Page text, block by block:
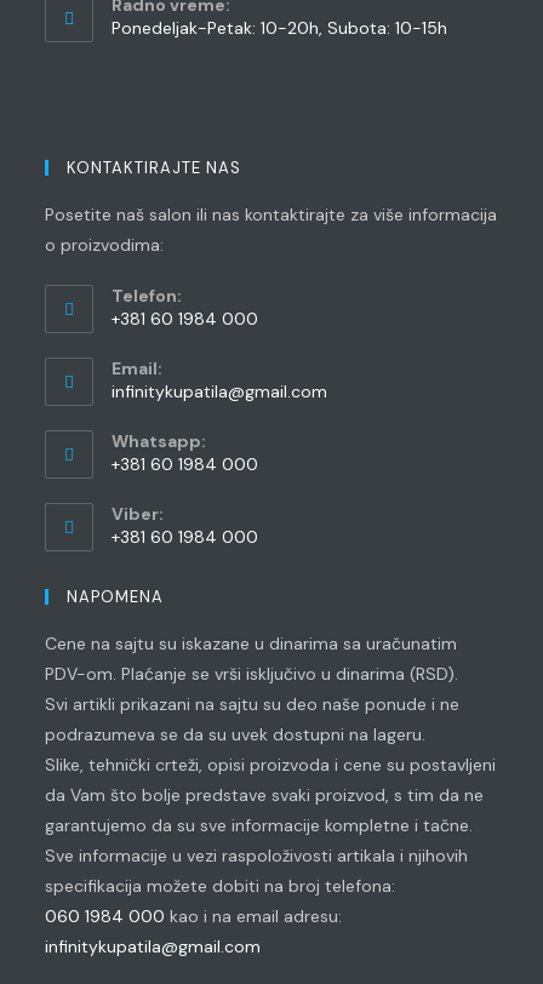
Radno vreme:
Ponedeljak-Petak: 10-20h, Subota: 10-15h
KONTAKTIRAJTE NAS
Posetite naš salon ili nas kontaktirajte za više informacija
o proizvodima:
Telefon:
+381 60 1984 000
in
your
application
Email:
infinitykupatila@gmail.com
Whatsapp:
+381 60 1984 000
in
your
Viber:
+381 60 1984 000
in
application
NAPOMENA
Cene na sajtu su iskazane u dinarima sa uračunatim
PDV-om. Plaćanje se vrši isključivo u dinarima (RSD).
Svi artikli prikazani na sajtu su deo naše ponude i ne
podrazumeva se da su uvek dostupni na lageru.
Slike, tehnički crteži, opisi proizvoda i cene su postavljeni
da Vam što bolje predstave svaki proizvod, s tim da ne
garantujemo da su sve informacije kompletne i tačne.
Sve informacije u vezi raspoloživosti artikala i njihovih
specifikacija možete dobiti na broj telefona:
060 1984 000 kao i na email adresu:
infinitykupatila@gmail.com